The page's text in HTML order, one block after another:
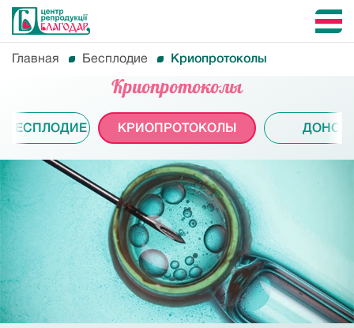
Главная Бесплодие Криопротоколы
Криопротоколы
БЕСПЛОДИЕ КРИОПРОТОКОЛЫ